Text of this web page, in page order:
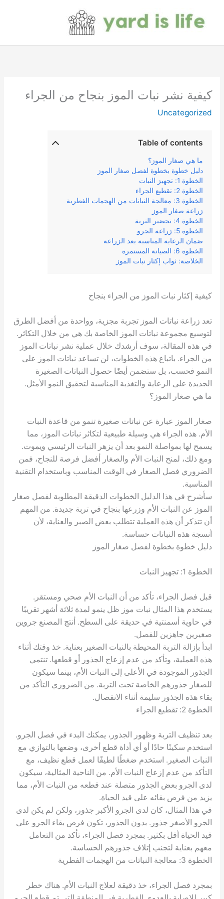
المحتوى
كيفية نشر نبات الموز بنجاح من الجراء
Uncategorized
Table of contents
ما هي صغار الموز؟
دليل خطوة بخطوة لفصل صغار الموز
الخطوة 1: تجهيز النبات
الخطوة 2: تقطيع الجراء
الخطوة 3: معالجة النباتات من الهجمات الفطرية
زراعة صغار الموز
الخطوة 4: تحضير التربة
الخطوة 5: زراعة الجرو
ضمان الرعاية المناسبة بعد الزراعة
الخطوة 6: الصيانة المستمرة
الخلاصة: ثواب إكثار نبات الموز
كيفية إكثار نبات الموز من الجراء بنجاح
تعد زراعة نباتات الموز تجربة مجزية، وواحدة من أفضل الطرق
لتوسيع مجموعة نباتات الموز الخاصة بك هي من خلال التكاثر.
في هذه المقالة، سوف أرشدك خلال عملية نشر نباتات الموز
من الجراء. باتباع هذه الخطوات، لن تساعد نباتات الموز على
النمو فحسب، بل ستضمن أيضًا حصول النباتات الصغيرة
الجديدة على الرعاية والتغذية المناسبة لتحقيق النمو الأمثل.
ما هي صغار الموز؟
صغار الموز عبارة عن نباتات صغيرة تنمو من قاعدة النبات
الأم. هذه الجراء هي وسيلة طبيعية لتكاثر نباتات الموز، مما
يسمح لها بمواصلة النمو بعد أن يزهر النبات الرئيسي ويموت.
ومع ذلك، لمنح النبات الأم والصغار أفضل فرصة للنجاح، فمن
الضروري فصل الصغار في الوقت المناسب وباستخدام التقنية
المناسبة.
سأشرح في هذا الدليل الخطوات الدقيقة المطلوبة لفصل صغار
الموز عن النبات الأم وزرعها بنجاح في تربة جديدة. من المهم
أن تتذكر أن هذه العملية تتطلب بعض الصبر والعناية، لأن
أنسجة هذه النباتات حساسة.
دليل خطوة بخطوة لفصل صغار الموز
الخطوة 1: تجهيز النبات
قبل فصل الجراء، تأكد من أن النبات الأم صحي ومستقر.
يستخدم هذا المثال نبات موز ظل ينمو لمدة ثلاثة أشهر تقريبًا
في حاوية أسمنتية في حديقة على السطح. أنتج المصنع جروين
صغيرين جاهزين للفصل.
ابدأ بإزالة التربة المحيطة بالنبات الصغير بعناية. خذ وقتك أثناء
هذه العملية، وتأكد من عدم إزعاج الجذور أو قطعها. تنتمي
الجذور الموجودة في الأعلى إلى النبات الأم، بينما سيكون
للصغار جذورهم الخاصة تحت التربة. من الضروري التأكد من
بقاء هذه الجذور سليمة أثناء الانفصال.
الخطوة 2: تقطيع الجراء
بعد تنظيف التربة وظهور الجذور، يمكنك البدء في فصل الجرو.
استخدم سكينًا حادًا أو أي أداة قطع أخرى، وضعها بالتوازي مع
النبات الصغير. استخدم ضغطًا لطيفًا لعمل قطع نظيف، مع
التأكد من عدم إزعاج النبات الأم. من الناحية المثالية، سيكون
لدى الجرو بعض الجذور متصلة عند قطعه من النبات الأم، مما
يزيد من فرص بقائه على قيد الحياة.
في هذا المثال، كان لدى الجرو الأكبر جذور، ولكن لم يكن لدى
الجرو الأصغر جذور. بدون الجذور، تكون فرص بقاء الجرو على
قيد الحياة أقل بكثير. بمجرد فصل الجراء، تأكد من التعامل
معهم بعناية لتجنب إتلاف جذورهم الحساسة.
الخطوة 3: معالجة النباتات من الهجمات الفطرية
بمجرد فصل الجراء، خذ دقيقة لعلاج النبات الأم. هناك خطر